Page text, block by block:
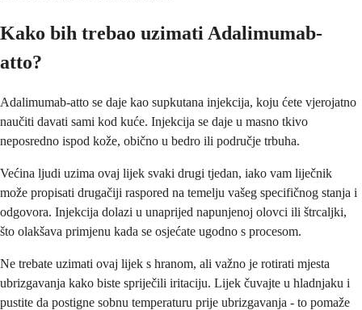
Kako bih trebao uzimati Adalimumab-
atto?
Adalimumab-atto se daje kao supkutana injekcija, koju ćete vjerojatno
naučiti davati sami kod kuće. Injekcija se daje u masno tkivo
neposredno ispod kože, obično u bedro ili područje trbuha.
Većina ljudi uzima ovaj lijek svaki drugi tjedan, iako vam liječnik
može propisati drugačiji raspored na temelju vašeg specifičnog stanja i
odgovora. Injekcija dolazi u unaprijed napunjenoj olovci ili štrcaljki,
što olakšava primjenu kada se osjećate ugodno s procesom.
Ne trebate uzimati ovaj lijek s hranom, ali važno je rotirati mjesta
ubrizgavanja kako biste spriječili iritaciju. Lijek čuvajte u hladnjaku i
pustite da postigne sobnu temperaturu prije ubrizgavanja - to pomaže